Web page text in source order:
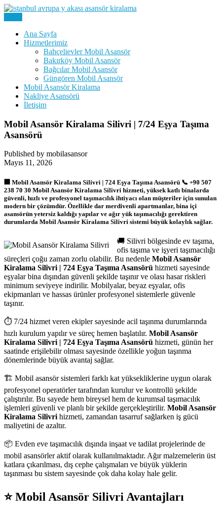
Skip
Avrupa Yakası Mobil Asansör
Kiralama
Ana Sayfa
Hizmetlerimiz
Bahçelievler Mobil Asansör
Bakırköy Mobil Asansör
Bağcılar Mobil Asansör
Güngören Mobil Asansör
Mobil Asansör Kiralama
Nakliye Asansörü
İletişim
Mobil Asansör Kiralama Silivri | 7/24 Eşya Taşıma
Asansörü
Published by mobilasansor
Mayıs 11, 2026
🏢 Mobil Asansör Kiralama Silivri | 724 Eşya Taşıma Asansörü 📞 +90 507
238 70 30 Mobil Asansör Kiralama Silivri hizmeti, yüksek katlı binalarda
güvenli, hızlı ve profesyonel taşımacılık ihtiyacı olan müşteriler için sunulan
modern bir çözümdür. Özellikle dar merdivenli apartmanlar, bina içi
asansörün yetersiz kaldığı yapılar ve ağır yük taşımacılığı gerektiren
durumlarda Mobil Asansör Kiralama Silivri sistemi büyük kolaylık sağlar.
🚚 Silivri bölgesinde ev taşıma,
ofis taşıma ve işyeri taşımacılığı
süreçleri çoğu zaman zorlu olabilir. Bu nedenle Mobil Asansör
Kiralama Silivri | 724 Eşya Taşıma Asansörü hizmeti sayesinde
eşyalar bina dışından güvenli şekilde taşınır ve olası hasar riskleri
minimum seviyeye indirilir. Mobilyalar, beyaz eşyalar, ofis
ekipmanları ve hassas ürünler profesyonel sistemlerle güvenle
taşınır.
⏱️ 7/24 hizmet veren ekipler sayesinde acil taşınma durumlarında
hızlı kurulum yapılır ve süreç hemen başlatılır. Mobil Asansör
Kiralama Silivri | 724 Eşya Taşıma Asansörü hizmeti, günün her
saatinde erişilebilir olması sayesinde özellikle yoğun taşınma
dönemlerinde büyük avantaj sağlar.
🏗️ Mobil asansör sistemleri farklı kat yüksekliklerine uygun olarak
profesyonel operatörler tarafından kurulur ve kontrollü şekilde
çalıştırılır. Bu sayede hem bireysel hem de kurumsal taşımacılık
işlemleri güvenli ve planlı bir şekilde gerçekleştirilir. Mobil Asansör
Kiralama Silivri hizmeti, zamandan tasarruf sağlarken iş gücü
maliyetini de azaltır.
📦 Evden eve taşımacılık dışında inşaat ve tadilat projelerinde de
mobil asansörler aktif olarak kullanılmaktadır. Ağır malzemelerin üst
katlara çıkarılması, dış cephe çalışmaları ve büyük yüklerin
taşınması bu sistem sayesinde çok daha kolay hale gelir.
⭐ Mobil Asansör Silivri Avantajları